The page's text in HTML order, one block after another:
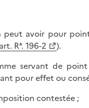
peut avoir pour
R*. 196-2
).
servant de
pour effet ou
contestée ;